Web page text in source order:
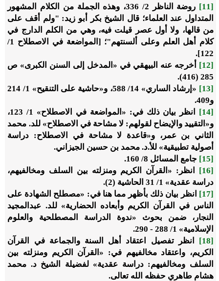
[11]
روضة الناظر 2/ 336، وهذه الجملة من الكلام المشهور
المتداول عند العلماء؛ قال الشيخ بكر أبو زيد: "ولم أقف على
من قالها، ‌ولا ‌أول ‌عصر ‌قيلت ‌فيه، وهي من الكلم الدارج في
كلام أهل العلم وعلى ألسنتهم"؛ [المواضعة في الاصطلاح 1/
122].
[12]
أخرجه عنه البيهقي في «المدخل إلى السنن الكبرى» ص
285 (416).
[13]
«إرشاد الساري» 14/ 588، و«حاشية على التنقيح» 1/ 214
و409.
[14]
انظر بيان ذلك في: «المواضعة في الاصطلاح» 1/ 123،
و«التقييد والإيضاح لقولهم: لا مشاحة في الاصطلاح» للد. محمد
الثاني بن عمر، و«قاعدة لا مشاحة في الاصطلاح: دراسة
أصولية تطبيقية» للأ.د. محمد بن حسين الجيزاني.
[15]
جامع المسائل 8/ 160.
[16]
انظر: «القرآن الكريم ومنزلته بين السلف ومخالفيهم،
دراسة عقدية» 1/ 31 الحاشية (2).
[17]
انظر بيان ذلك بأظهر مما هنا في: «مصطلح الشهادة على
الناس في القرآن الكريم وأبعاده الحضارية» للد. عبدالمجيد
النجار، ضمن بحوث «ندوة الدراسة المصطلحية والعلوم
الإسلامية» 1/ 288 - 290.
[18]
انظر تفصيل اعتقاد أهل السنة والجماعة في القرآن
الكريم، واعتقاد مخالفيهم في: «القرآن الكريم ومنزلته بين
السلف ومخالفيهم: دراسة عقدية» لفضيلة الشيخ د. محمد
هشام طاهري حفظه الله تعالى.